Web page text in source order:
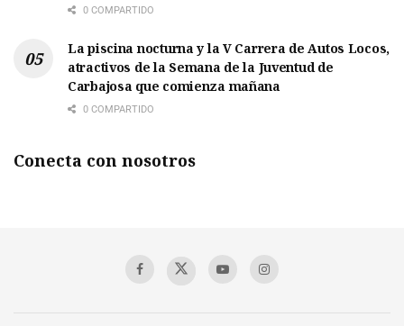
0 COMPARTIDO
La piscina nocturna y la V Carrera de Autos Locos,
atractivos de la Semana de la Juventud de
Carbajosa que comienza mañana
0 COMPARTIDO
Conecta con nosotros